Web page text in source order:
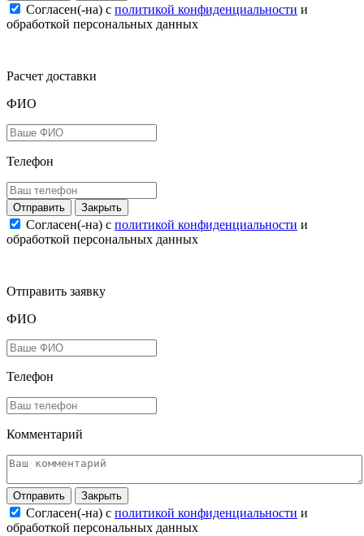
Согласен(-на) c политикой конфиденциальности и
обработкой персональных данных
Расчет доставки
ФИО
Телефон
Закрыть
Согласен(-на) c политикой конфиденциальности и
обработкой персональных данных
Отправить заявку
ФИО
Телефон
Комментарий
Закрыть
Согласен(-на) c политикой конфиденциальности и
обработкой персональных данных